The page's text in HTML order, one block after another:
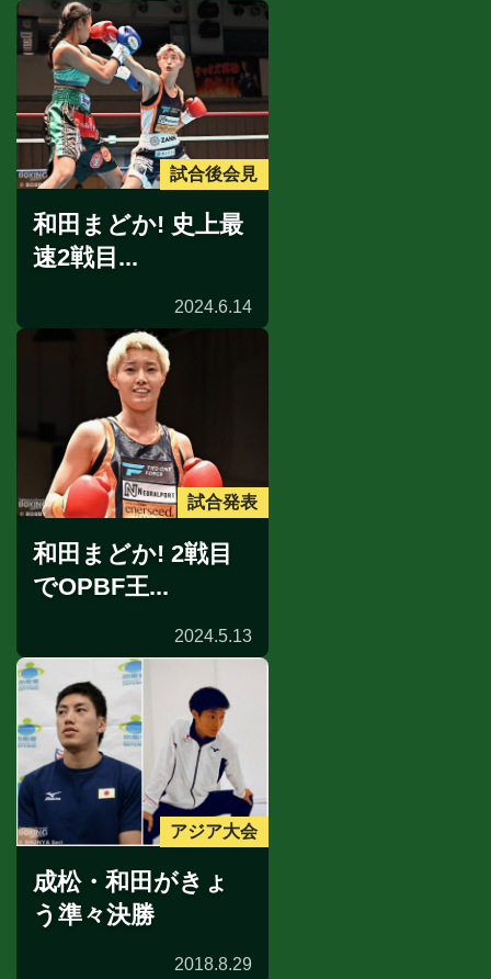
試合後会見
和田まどか! 史上最
速2戦目...
2024.6.14
試合発表
和田まどか! 2戦目
でOPBF王...
2024.5.13
アジア大会
成松・和田がきょ
う準々決勝
2018.8.29